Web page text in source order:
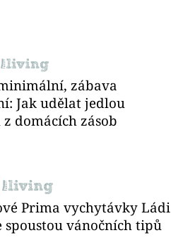
zábava
Jak udělat jedlou
domácích zásob
Prima vychytávky Ládi
spoustou vánočních tipů